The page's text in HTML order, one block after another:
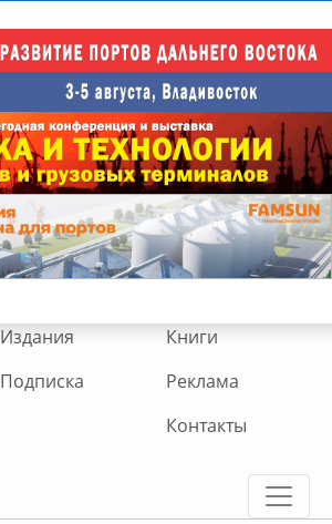
Издания
Книги
Подписка
Реклама
Контакты